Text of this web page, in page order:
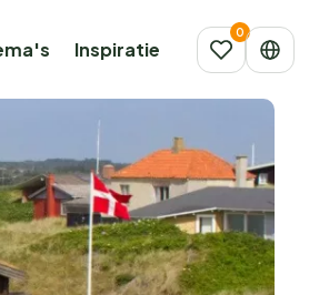
Inspiratie